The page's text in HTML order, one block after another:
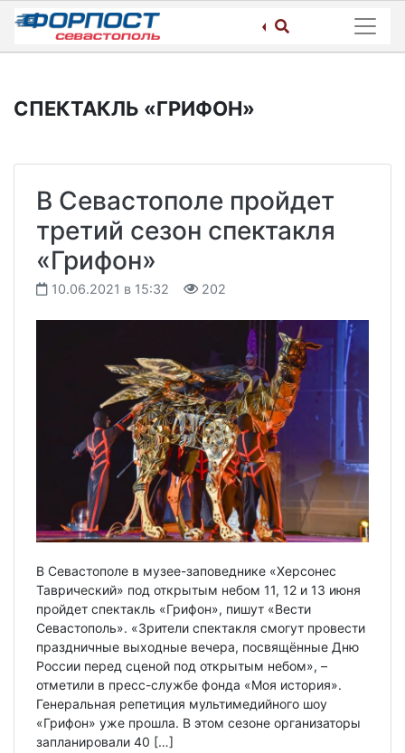
Skip
content
СПЕКТАКЛЬ «ГРИФОН»
В Севастополе пройдет
третий сезон спектакля
«Грифон»
10.06.2021 в 15:32 202
В Севастополе в музее-заповеднике «Херсонес
Таврический» под открытым небом 11, 12 и 13 июня
пройдет спектакль «Грифон», пишут «Вести
Севастополь». «Зрители спектакля смогут провести
праздничные выходные вечера, посвящённые Дню
России перед сценой под открытым небом», –
отметили в пресс-службе фонда «Моя история».
Генеральная репетиция мультимедийного шоу
«Грифон» уже прошла. В этом сезоне организаторы
запланировали 40 […]